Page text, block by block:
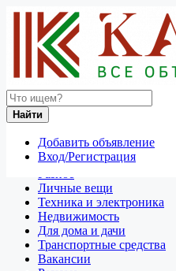
Найти
Добавить объявление
Вход/Регистрация
Россия
Спрос
Отдам даром
Личные вещи
Техника и электроника
Недвижимость
Для дома и дачи
Транспортные средства
Вакансии